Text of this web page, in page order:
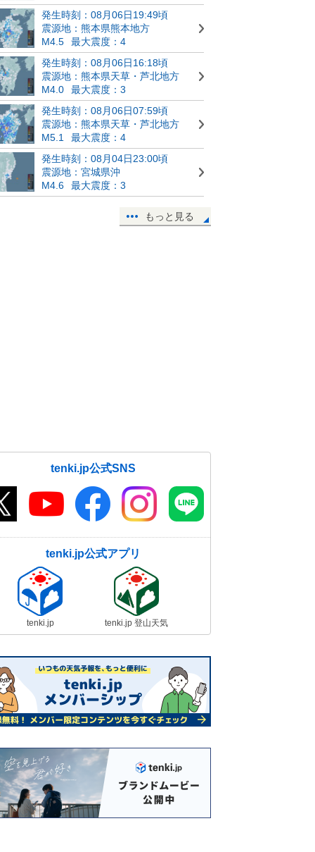
発生時刻：08月06日19:49頃
震源地：熊本県熊本地方
M4.5
最大震度：4
発生時刻：08月06日16:18頃
震源地：熊本県天草・芦北地方
M4.0
最大震度：3
発生時刻：08月06日07:59頃
震源地：熊本県天草・芦北地方
M5.1
最大震度：4
発生時刻：08月04日23:00頃
震源地：宮城県沖
M4.6
最大震度：3
もっと見る
tenki.jp公式SNS
tenki.jp公式アプリ
tenki.jp tenki.jp 登山天気